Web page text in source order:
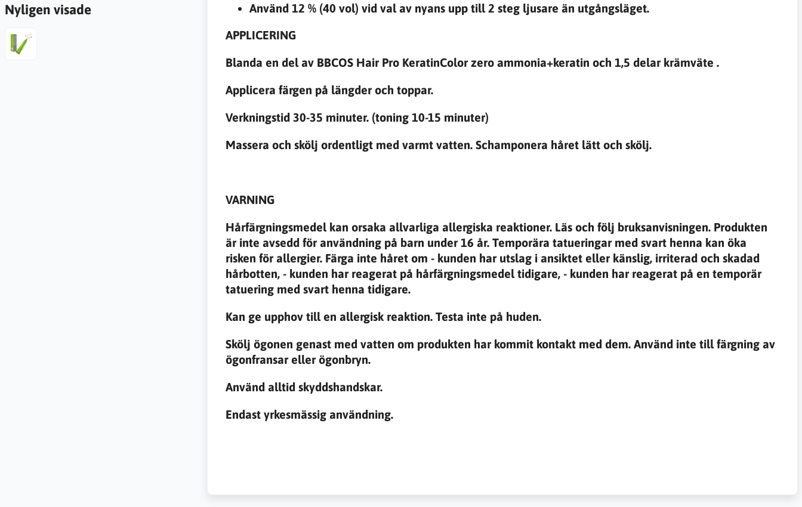
Nyligen visade
Använd 12 % (40 vol) vid val av nyans upp till 2 steg ljusare än utgångsläget.
APPLICERING
Blanda en del av BBCOS Hair Pro KeratinColor zero ammonia+keratin och 1,5 delar krämväte .
Applicera färgen på längder och toppar.
Verkningstid 30-35 minuter. (toning 10-15 minuter)
Massera och skölj ordentligt med varmt vatten. Schamponera håret lätt och skölj.
VARNING
Hårfärgningsmedel kan orsaka allvarliga allergiska reaktioner. Läs och följ bruksanvisningen. Produkten
är inte avsedd för användning på barn under 16 år. Temporära tatueringar med svart henna kan öka
risken för allergier. Färga inte håret om - kunden har utslag i ansiktet eller känslig, irriterad och skadad
hårbotten, - kunden har reagerat på hårfärgningsmedel tidigare, - kunden har reagerat på en temporär
tatuering med svart henna tidigare.
Kan ge upphov till en allergisk reaktion. Testa inte på huden.
Skölj ögonen genast med vatten om produkten har kommit kontakt med dem. Använd inte till färgning av
ögonfransar eller ögonbryn.
Använd alltid skyddshandskar.
Endast yrkesmässig användning.